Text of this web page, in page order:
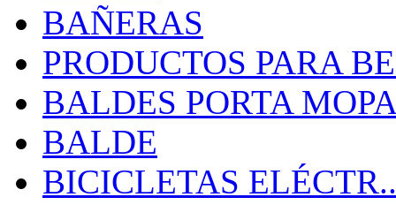
BAÑERAS
PRODUCTOS PARA
BALDES PORTA
BALDE
BICICLETAS